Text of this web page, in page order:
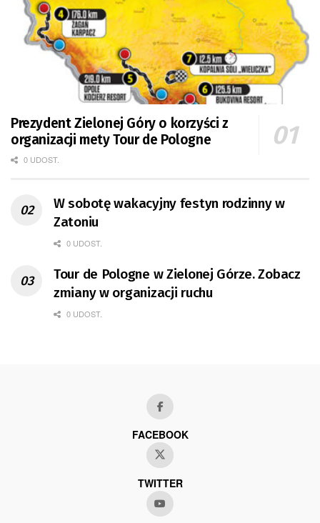
Prezydent Zielonej Góry o korzyści z
organizacji mety Tour de Pologne
0 UDOST.
W sobotę wakacyjny festyn rodzinny w
Zatoniu
0 UDOST.
Tour de Pologne w Zielonej Górze. Zobacz
zmiany w organizacji ruchu
0 UDOST.
FACEBOOK
TWITTER